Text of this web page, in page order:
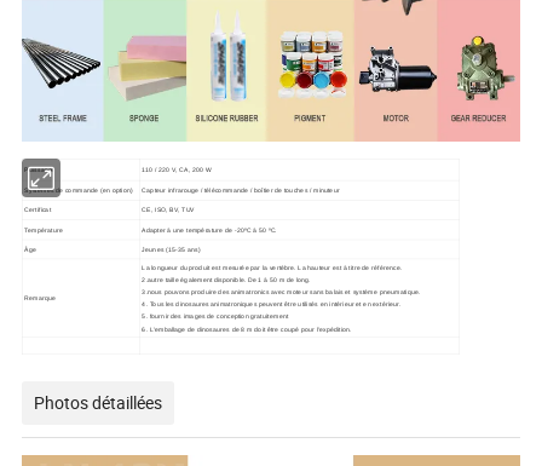
Puissance 110 / 220 V, CA, 200 W
Systèmes de commande (en option) Capteur infrarouge / télécommande / boîtier de touches / minuteur
Certificat CE, ISO, BV, TUV
Température Adapter à une température de -20ºC à 50 ºC.
Âge Jeunes (15-35 ans)
Remarque
La longueur du produit est mesurée par la vertèbre. La hauteur est à titre de référence.
2.autre taille également disponible. De 1 à 50 m de long.
3.nous pouvons produire des animatronics avec moteur sans balais et système pneumatique.
4. Tous les dinosaures animatroniques peuvent être utilisés en intérieur et en extérieur.
5. fournir des images de conception gratuitement
6. L'emballage de dinosaures de 8 m doit être coupé pour l'expédition.
Photos détaillées